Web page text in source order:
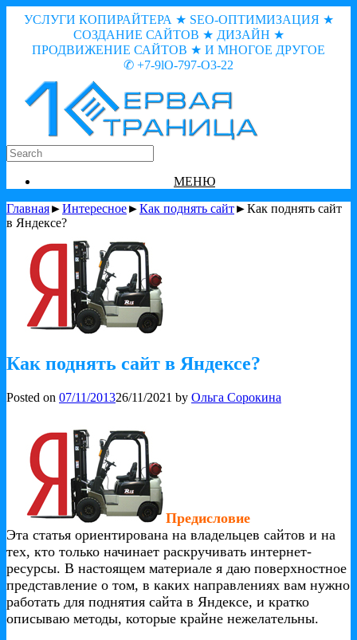
УСЛУГИ КОПИРАЙТЕРА ★ SEO-ОПТИМИЗАЦИЯ ★
СОЗДАНИЕ САЙТОВ ★ ДИЗАЙН ★
ПРОДВИЖЕНИЕ САЙТОВ ★ И МНОГОЕ ДРУГОЕ
✆ +7-9lO-797-O3-22
МЕНЮ
Главная►Интересное►Как поднять сайт►Как поднять сайт
в Яндексе?
Как поднять сайт в Яндексе?
Posted on 07/11/201326/11/2021 by Ольга Сорокина
Предисловие
Эта статья ориентирована на владельцев сайтов и на
тех, кто только начинает раскручивать интернет-
ресурсы. В настоящем материале я даю поверхностное
представление о том, в каких направлениях вам нужно
работать для поднятия сайта в Яндексе, и кратко
описываю методы, которые крайне нежелательны.